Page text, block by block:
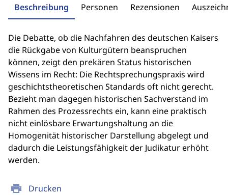
print Drucken
Beschreibung Personen Rezensionen
Die Debatte, ob die Nachfahren des deutschen Kaisers
die Rückgabe von Kulturgütern beanspruchen
können, zeigt den prekären Status historischen
Wissens im Recht: Die Rechtsprechungspraxis wird
geschichtstheoretischen Standards oft nicht gerecht.
Bezieht man dagegen historischen Sachverstand im
Rahmen des Prozessrechts ein, kann eine praktisch
nicht einlösbare Erwartungshaltung an die
Homogenität historischer Darstellung abgelegt und
dadurch die Leistungsfähigkeit der Judikatur erhöht
werden.